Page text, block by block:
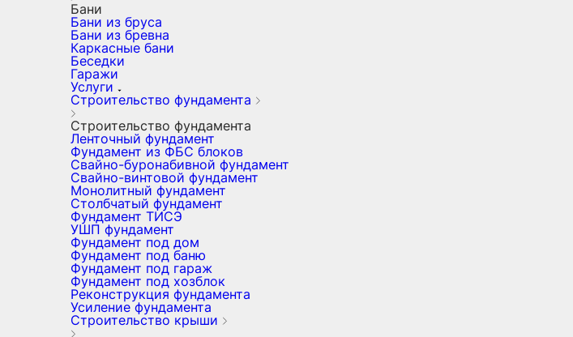
Бани
Бани из бруса
Бани из бревна
Каркасные бани
Беседки
Гаражи
Услуги
Строительство фундамента
Строительство фундамента
Ленточный фундамент
Фундамент из ФБС блоков
Свайно-буронабивной фундамент
Свайно-винтовой фундамент
Монолитный фундамент
Столбчатый фундамент
Фундамент ТИСЭ
УШП фундамент
Фундамент под дом
Фундамент под баню
Фундамент под гараж
Фундамент под хозблок
Реконструкция фундамента
Усиление фундамента
Строительство крыши